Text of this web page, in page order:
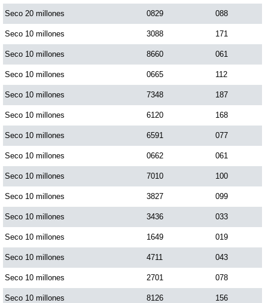
Saman de la suerte
Sinuano Día
Sinuano Noche
Super Chontico Noche
Seco 20 millones 0829 088
Seco 10 millones 3088 171
Seco 10 millones 8660 061
Seco 10 millones 0665 112
Seco 10 millones 7348 187
Seco 10 millones 6120 168
Seco 10 millones 6591 077
Seco 10 millones 0662 061
Seco 10 millones 7010 100
Seco 10 millones 3827 099
Seco 10 millones 3436 033
Seco 10 millones 1649 019
Seco 10 millones 4711 043
Seco 10 millones 2701 078
Seco 10 millones 8126 156